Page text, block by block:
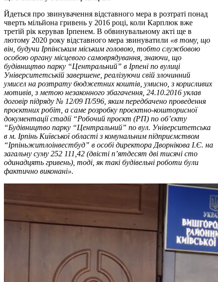
Йдеться про звинувачення відставного мера в розтраті понад
чверть мільйона гривень у 2016 році, коли Карплюк вже
третій рік керував Ірпенем. В обвинувальному акті ще в
лютому 2020 року відставного мера звинуватили «в тому, що
він, будучи Ірпінським міським головою, тобто службовою
особою органу місцевого самоврядування, знаючи, що
будівництво парку “Центральний” в Ірпені по вулиці
Університетській завершене, реалізуючи свій злочинний
умисел на розтрату бюджетних коштів, умисно, з корисливих
мотивів, з метою незаконного збагачення, 24.10.2016 уклав
договір підряду № 12/09 П/596, яким передбачено проведення
проєктних робіт, а саме розробку проєктно-кошторисної
документації стадії “Робочий проєкт (РП) по об’єкту
“Будівництво парку “Центральний” по вул. Університетська
в м. Ірпінь Київської області з комунальним підприємством
“Ірпіньжитлоінвестбуд” в особі директора Дворнікова І.Є. на
загальну суму 252 111,42 (двісті п’ятдесят дві тисячі сто
одинадцять гривень), тоді, як такі будівельні роботи були
фактично виконані».